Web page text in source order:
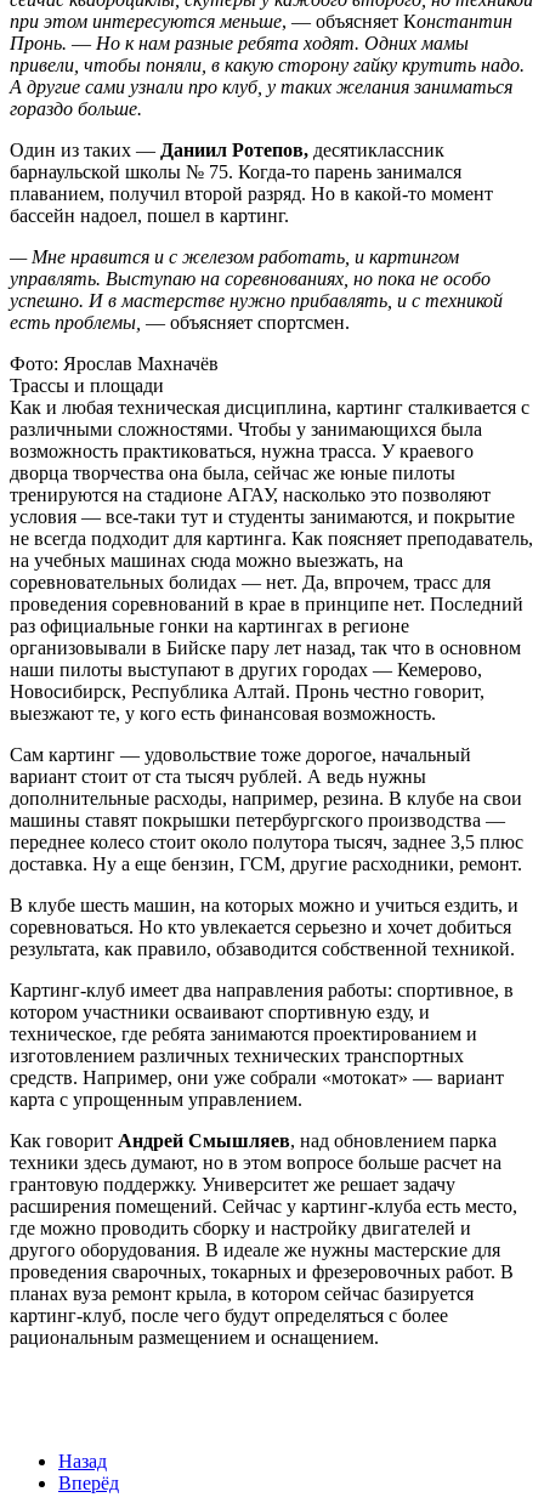
при этом интересуются меньше, — объясняет Константин
Пронь. — Но к нам разные ребята ходят. Одних мамы
привели, чтобы поняли, в какую сторону гайку крутить надо.
А другие сами узнали про клуб, у таких желания заниматься
гораздо больше.
Один из таких — Даниил Ротепов, десятиклассник
барнаульской школы № 75. Когда-то парень занимался
плаванием, получил второй разряд. Но в какой-то момент
бассейн надоел, пошел в картинг.
— Мне нравится и с железом работать, и картингом
управлять. Выступаю на соревнованиях, но пока не особо
успешно. И в мастерстве нужно прибавлять, и с техникой
есть проблемы, — объясняет спортсмен.
Фото: Ярослав Махначёв
Трассы и площади
Как и любая техническая дисциплина, картинг сталкивается с
различными сложностями. Чтобы у занимающихся была
возможность практиковаться, нужна трасса. У краевого
дворца творчества она была, сейчас же юные пилоты
тренируются на стадионе АГАУ, насколько это позволяют
условия — все-таки тут и студенты занимаются, и покрытие
не всегда подходит для картинга. Как поясняет преподаватель,
на учебных машинах сюда можно выезжать, на
соревновательных болидах — нет. Да, впрочем, трасс для
проведения соревнований в крае в принципе нет. Последний
раз официальные гонки на картингах в регионе
организовывали в Бийске пару лет назад, так что в основном
наши пилоты выступают в других городах — Кемерово,
Новосибирск, Республика Алтай. Пронь честно говорит,
выезжают те, у кого есть финансовая возможность.
Сам картинг — удовольствие тоже дорогое, начальный
вариант стоит от ста тысяч рублей. А ведь нужны
дополнительные расходы, например, резина. В клубе на свои
машины ставят покрышки петербургского производства —
переднее колесо стоит около полутора тысяч, заднее 3,5 плюс
доставка. Ну а еще бензин, ГСМ, другие расходники, ремонт.
В клубе шесть машин, на которых можно и учиться ездить, и
соревноваться. Но кто увлекается серьезно и хочет добиться
результата, как правило, обзаводится собственной техникой.
Картинг-клуб имеет два направления работы: спортивное, в
котором участники осваивают спортивную езду, и
техническое, где ребята занимаются проектированием и
изготовлением различных технических транспортных
средств. Например, они уже собрали «мотокат» — вариант
карта с упрощенным управлением.
Как говорит Андрей Смышляев, над обновлением парка
техники здесь думают, но в этом вопросе больше расчет на
грантовую поддержку. Университет же решает задачу
расширения помещений. Сейчас у картинг-клуба есть место,
где можно проводить сборку и настройку двигателей и
другого оборудования. В идеале же нужны мастерские для
проведения сварочных, токарных и фрезеровочных работ. В
планах вуза ремонт крыла, в котором сейчас базируется
картинг-клуб, после чего будут определяться с более
рациональным размещением и оснащением.
Назад
Вперёд